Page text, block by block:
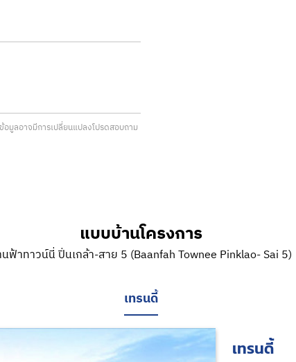
ลอาจมีการเปลี่ยนแปลงโปรดสอบถาม
แบบบ้านโครงการ
ฟ้าทาวน์นี่ ปิ่นเกล้า-สาย 5 (Baanfah Townee Pinklao- Sai 5)
เทรนดี้
เทรนดี้